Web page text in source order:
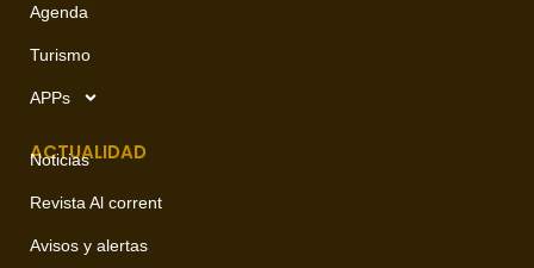
Agenda
Turismo
APPs
ACTUALIDAD
Noticias
Revista Al corrent
Avisos y alertas